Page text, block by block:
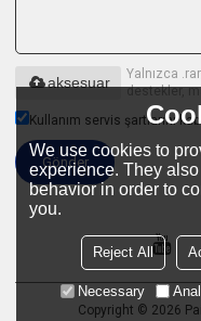
Yalnızca
destekler,
aksesuar
Kullanım servis şartlarını
Gönder
Copyright © 2026
We use cookies to
experience. They
behavior in order to
you.
Reject All
Necessary